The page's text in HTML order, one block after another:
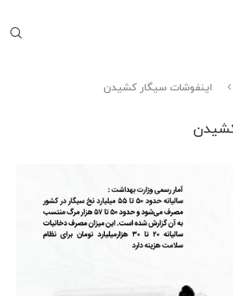
اینفوشات سیگار کشیدن